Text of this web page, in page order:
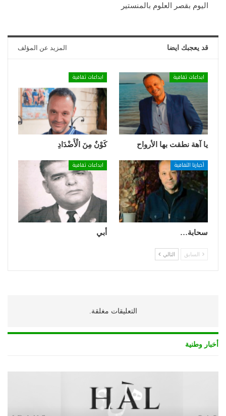
اليوم بقصر العلوم بالمنستير
قد يعجبك ايضا المزيد عن المؤلف
ابداعات ثقافية
يا آهة نطقت بها الأرواح
ابداعات ثقافية
كَوْنٌ مِنَ الْأَضْدَادِ
أخبارنا الثقافية
سحابة…
ابداعات ثقافية
أبي
السابق التالي
التعليقات مغلقة.
أخبار وطنية